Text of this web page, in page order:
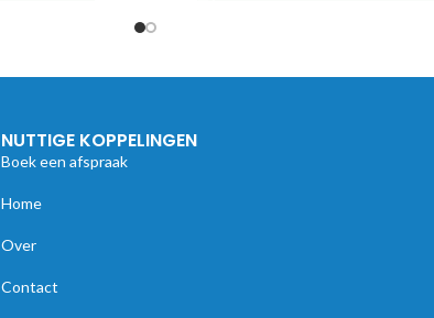
NUTTIGE KOPPELINGEN
Boek een afspraak
Home
Over
Contact